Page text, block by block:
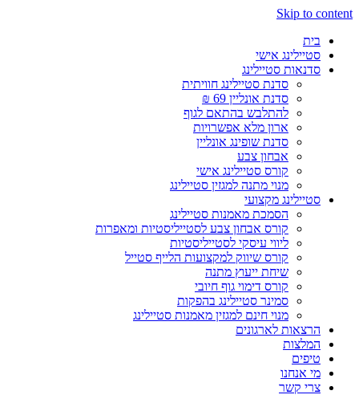
Skip to content
בית
סטיילינג אישי
סדנאות סטיילינג
סדנת סטיילינג חוויתית
סדנת אונליין 69 ₪
להתלבש בהתאם לגוף
ארון מלא אפשרויות
סדנת שופינג אונליין
אבחון צבע
קורס סטיילינג אישי
מנוי מתנה למגזין סטיילינג
סטיילינג מקצועי
הסמכת מאמנות סטיילינג
קורס אבחון צבע לסטייליסטיות ומאפרות
ליווי עיסקי לסטייליסטיות
קורס שיווק למקצועות הלייף סטייל
שיחת ייעוץ מתנה
קורס דימוי גוף חיובי
סמינר סטיילינג בהפקות
מנוי חינם למגזין מאמנות סטיילינג
הרצאות לארגונים
המלצות
טיפים
מי אנחנו
צרי קשר